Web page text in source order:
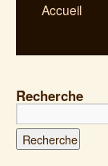
Accueil
Recherche